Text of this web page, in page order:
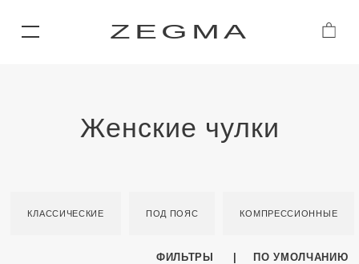
ZEGMA
Женские чулки
КЛАССИЧЕСКИЕ ПОД ПОЯС КОМПРЕССИОННЫЕ
ФИЛЬТРЫ ПО УМОЛЧАНИЮ